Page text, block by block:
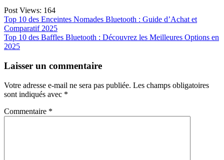
Post Views: 164
Navigation
de
l’article
Top 10 des Enceintes Nomades Bluetooth : Guide d’Achat et
Comparatif 2025
Top 10 des Baffles Bluetooth : Découvrez les Meilleures Options en
2025
Laisser un commentaire
Votre adresse e-mail ne sera pas publiée. Les champs obligatoires
sont indiqués avec *
Commentaire *